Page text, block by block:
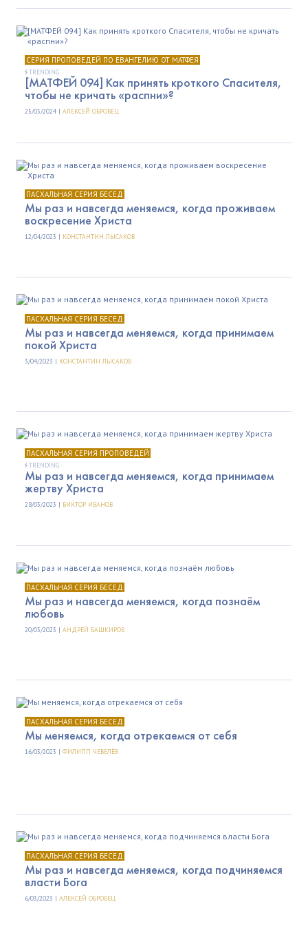
СЕРИЯ ПРОПОВЕДЕЙ ПО ЕВАНГЕЛИЮ ОТ МАТФЕЯ
TRENDING
[МАТФЕЙ 094] Как принять кроткого Спасителя,
чтобы не кричать «распни»?
25/03/2024 | АЛЕКСЕЙ ОБРОВЕЦ
ПАСХАЛЬНАЯ СЕРИЯ БЕСЕД
Мы раз и навсегда меняемся, когда проживаем
воскресение Христа
12/04/2023 | КОНСТАНТИН ЛЫСАКОВ
ПАСХАЛЬНАЯ СЕРИЯ БЕСЕД
Мы раз и навсегда меняемся, когда принимаем
покой Христа
3/04/2023 | КОНСТАНТИН ЛЫСАКОВ
ПАСХАЛЬНАЯ СЕРИЯ ПРОПОВЕДЕЙ
TRENDING
Мы раз и навсегда меняемся, когда принимаем
жертву Христа
28/03/2023 | ВИКТОР ИВАНОВ
ПАСХАЛЬНАЯ СЕРИЯ БЕСЕД
Мы раз и навсегда меняемся, когда познаём
любовь
20/03/2023 | АНДРЕЙ БАШКИРОВ
ПАСХАЛЬНАЯ СЕРИЯ БЕСЕД
Мы меняемся, когда отрекаемся от себя
16/03/2023 | ФИЛИПП ЧЕВЕЛЁВ
ПАСХАЛЬНАЯ СЕРИЯ БЕСЕД
Мы раз и навсегда меняемся, когда подчиняемся
власти Бога
6/03/2023 | АЛЕКСЕЙ ОБРОВЕЦ